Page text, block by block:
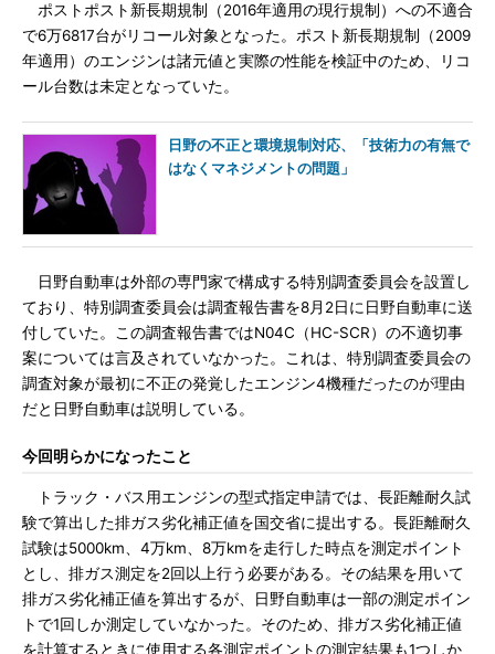
ポストポスト新長期規制（2016年適用の現行規制）への不適合
で6万6817台がリコール対象となった。ポスト新長期規制（2009
年適用）のエンジンは諸元値と実際の性能を検証中のため、リコ
ール台数は未定となっていた。
日野の不正と環境規制対応、「技術力の有無で
はなくマネジメントの問題」
日野自動車は外部の専門家で構成する特別調査委員会を設置し
ており、特別調査委員会は調査報告書を8月2日に日野自動車に送
付していた。この調査報告書ではN04C（HC-SCR）の不適切事
案については言及されていなかった。これは、特別調査委員会の
調査対象が最初に不正の発覚したエンジン4機種だったのが理由
だと日野自動車は説明している。
今回明らかになったこと
トラック・バス用エンジンの型式指定申請では、長距離耐久試
験で算出した排ガス劣化補正値を国交省に提出する。長距離耐久
試験は5000km、4万km、8万kmを走行した時点を測定ポイント
とし、排ガス測定を2回以上行う必要がある。その結果を用いて
排ガス劣化補正値を算出するが、日野自動車は一部の測定ポイン
トで1回しか測定していなかった。そのため、排ガス劣化補正値
を計算するときに使用する各測定ポイントの測定結果も1つしか